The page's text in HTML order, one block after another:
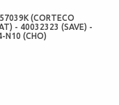
(CORTECO
- 40032323 (SAVE) -
N10 (CHO)